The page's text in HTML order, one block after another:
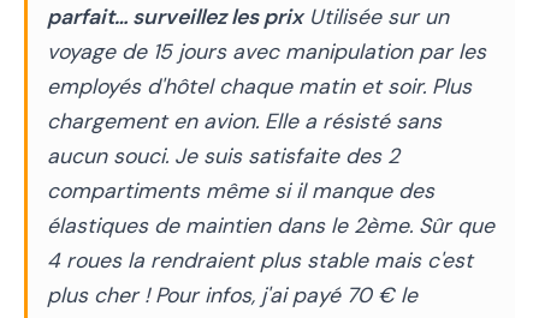
parfait… surveillez les prixUtilisée sur un
voyage de 15 jours avec manipulation par les
employés d'hôtel chaque matin et soir. Plus
chargement en avion. Elle a résisté sans
aucun souci. Je suis satisfaite des 2
compartiments même si il manque des
élastiques de maintien dans le 2ème. Sûr que
4 roues la rendraient plus stable mais c'est
plus cher ! Pour infos, j'ai payé 70 € le